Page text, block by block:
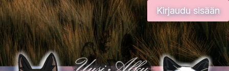
Siirry
sisältöön
Kirjaudu sisään